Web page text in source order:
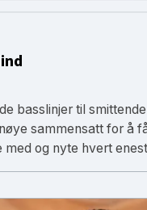
basslinjer til
sammensatt for å
med og nyte hvert